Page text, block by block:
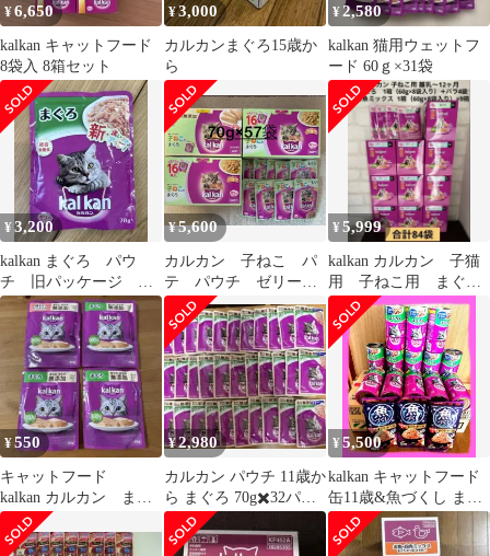
¥6,650
kalkan キャットフード
8袋入 8箱セット
¥3,000
カルカンまぐろ15歳か
ら
¥2,580
kalkan 猫用ウェットフ
ード 60ｇ×31袋
¥3,200
kalkan まぐろ パウ
チ 旧パッケージ
70g×40袋
¥5,600
カルカン 子ねこ パ
テ パウチ ゼリー仕
立て
¥5,999
kalkan カルカン 子猫
用 子ねこ用 まぐろ
お魚ミックス パウチ
60g
¥550
キャットフード
kalkan カルカン まぐ
ろ・とりささみ
¥2,980
カルカン パウチ 11歳か
ら まぐろ 70g✖️32パッ
ク
¥5,500
kalkan キャットフード
缶11歳&魚づくし まぐ
ろ・かつお高齢猫 セッ
ト売